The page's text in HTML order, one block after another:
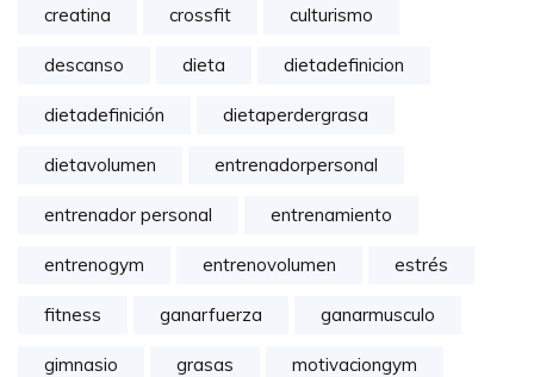
creatina crossfit culturismo
descanso dieta dietadefinicion
dietadefinición dietaperdergrasa
dietavolumen entrenadorpersonal
entrenador personal entrenamiento
entrenogym entrenovolumen estrés
fitness ganarfuerza ganarmusculo
gimnasio grasas motivaciongym